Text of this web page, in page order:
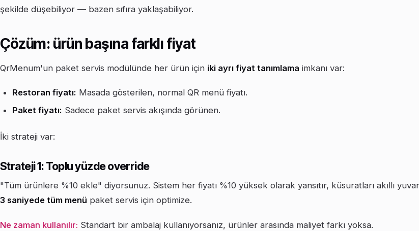
şekilde düşebiliyor — bazen sıfıra yaklaşabiliyor.
Çözüm: ürün başına farklı fiyat
QrMenum'un paket servis modülünde her ürün için iki ayrı fiyat tanımlama imkanı var:
Restoran fiyatı: Masada gösterilen, normal QR menü fiyatı.
Paket fiyatı: Sadece paket servis akışında görünen.
İki strateji var:
Strateji 1: Toplu yüzde override
"Tüm ürünlere %10 ekle" diyorsunuz. Sistem her fiyatı %10 yüksek olarak yansıtır, küsuratları akıllı
3 saniyede tüm menü paket servis için optimize.
Ne zaman kullanılır: Standart bir ambalaj kullanıyorsanız, ürünler arasında maliyet farkı yoksa.